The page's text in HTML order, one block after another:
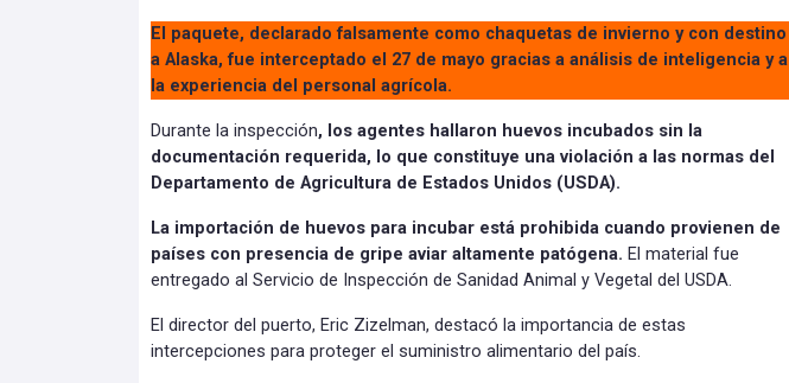
El paquete, declarado falsamente como chaquetas de invierno y con destino
a Alaska, fue interceptado el 27 de mayo gracias a análisis de inteligencia y a
la experiencia del personal agrícola.
Durante la inspección, los agentes hallaron huevos incubados sin la
documentación requerida, lo que constituye una violación a las normas del
Departamento de Agricultura de Estados Unidos (USDA).
La importación de huevos para incubar está prohibida cuando provienen de
países con presencia de gripe aviar altamente patógena. El material fue
entregado al Servicio de Inspección de Sanidad Animal y Vegetal del USDA.
El director del puerto, Eric Zizelman, destacó la importancia de estas
intercepciones para proteger el suministro alimentario del país.